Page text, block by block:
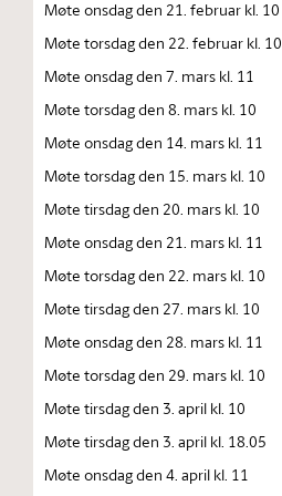
Møte onsdag den 21. februar kl. 10
Møte torsdag den 22. februar kl. 10
Møte onsdag den 7. mars kl. 11
Møte torsdag den 8. mars kl. 10
Møte onsdag den 14. mars kl. 11
Møte torsdag den 15. mars kl. 10
Møte tirsdag den 20. mars kl. 10
Møte onsdag den 21. mars kl. 11
Møte torsdag den 22. mars kl. 10
Møte tirsdag den 27. mars kl. 10
Møte onsdag den 28. mars kl. 11
Møte torsdag den 29. mars kl. 10
Møte tirsdag den 3. april kl. 10
Møte tirsdag den 3. april kl. 18.05
Møte onsdag den 4. april kl. 11